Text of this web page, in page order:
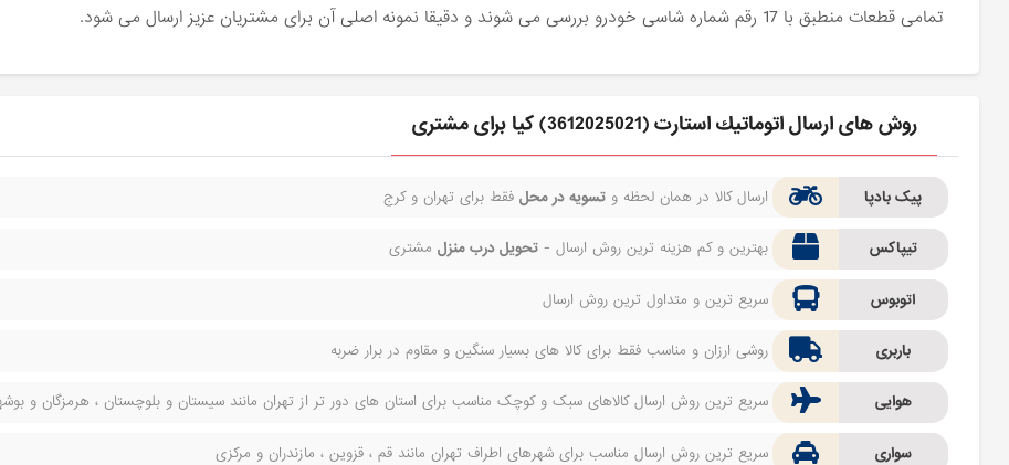
تمامی قطعات منطبق با 17 رقم شماره شاسی خودرو بررسی می شوند و دقیقا نمونه اصلی آن برای مشتریان عزیز ارسال می شود.
روش های ارسال اتوماتيك استارت (3612025021) کیا برای مشتری
پیک بادپا ارسال کالا در همان لحظه وتسویه در محل فقط برای تهران و کرج
تیپاکس بهترین و کم هزینه ترین روش ارسال -تحویل درب منزل مشتری
اتوبوس سریع ترین و متداول ترین روش ارسال
باربری روشی ارزان و مناسب فقط برای کالا های بسیار سنگین و مقاوم در برار ضربه
هوایی سریع ترین روش ارسال کالاهای سبک و کوچک مناسب برای استان های دور تر از تهران مانند سیستان و بلوچستان ، هرمزگان و
سواری سریع ترین روش ارسال مناسب برای شهرهای اطراف تهران مانند قم ، قزوین ، مازندران و مرکزی